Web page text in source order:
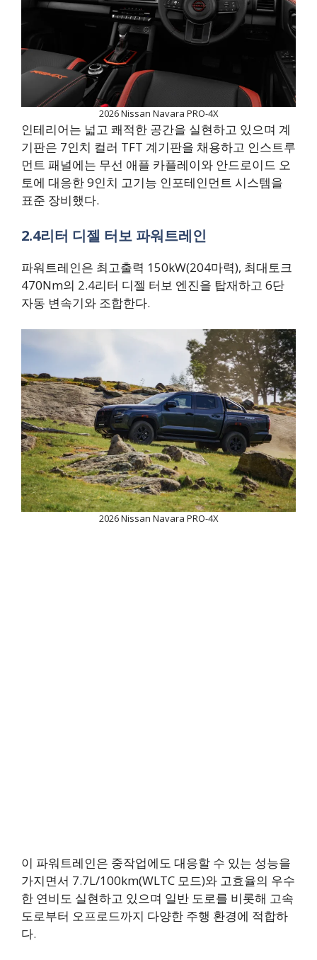
2026 Nissan Navara PRO-4X
인테리어는 넓고 쾌적한 공간을 실현하고 있으며 계
기판은 7인치 컬러 TFT 계기판을 채용하고 인스트루
먼트 패널에는 무선 애플 카플레이와 안드로이드 오
토에 대응한 9인치 고기능 인포테인먼트 시스템을
표준 장비했다.
2.4리터 디젤 터보 파워트레인
파워트레인은 최고출력 150kW(204마력), 최대토크
470Nm의 2.4리터 디젤 터보 엔진을 탑재하고 6단
자동 변속기와 조합한다.
2026 Nissan Navara PRO-4X
이 파워트레인은 중작업에도 대응할 수 있는 성능을
가지면서 7.7L/100km(WLTC 모드)와 고효율의 우수
한 연비도 실현하고 있으며 일반 도로를 비롯해 고속
도로부터 오프로드까지 다양한 주행 환경에 적합하
다.